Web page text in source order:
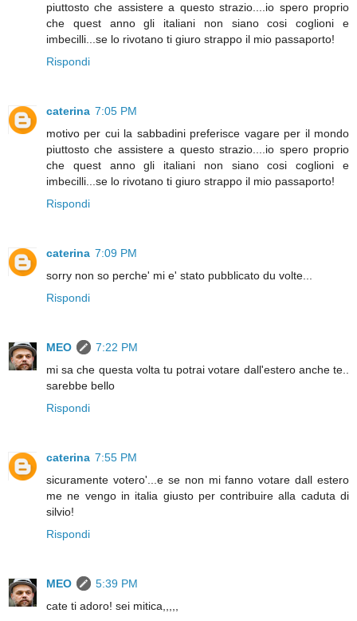
piuttosto che assistere a questo strazio....io spero proprio
che quest anno gli italiani non siano cosi coglioni e
imbecilli...se lo rivotano ti giuro strappo il mio passaporto!
Rispondi
caterina 7:05 PM
motivo per cui la sabbadini preferisce vagare per il mondo
piuttosto che assistere a questo strazio....io spero proprio
che quest anno gli italiani non siano cosi coglioni e
imbecilli...se lo rivotano ti giuro strappo il mio passaporto!
Rispondi
caterina 7:09 PM
sorry non so perche' mi e' stato pubblicato du volte...
Rispondi
MEO
7:22 PM
mi sa che questa volta tu potrai votare dall'estero anche te..
sarebbe bello
Rispondi
caterina 7:55 PM
sicuramente votero'...e se non mi fanno votare dall estero
me ne vengo in italia giusto per contribuire alla caduta di
silvio!
Rispondi
MEO
5:39 PM
cate ti adoro! sei mitica,,,,,